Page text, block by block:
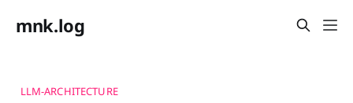
mnk.log
LLM-ARCHITECTURE